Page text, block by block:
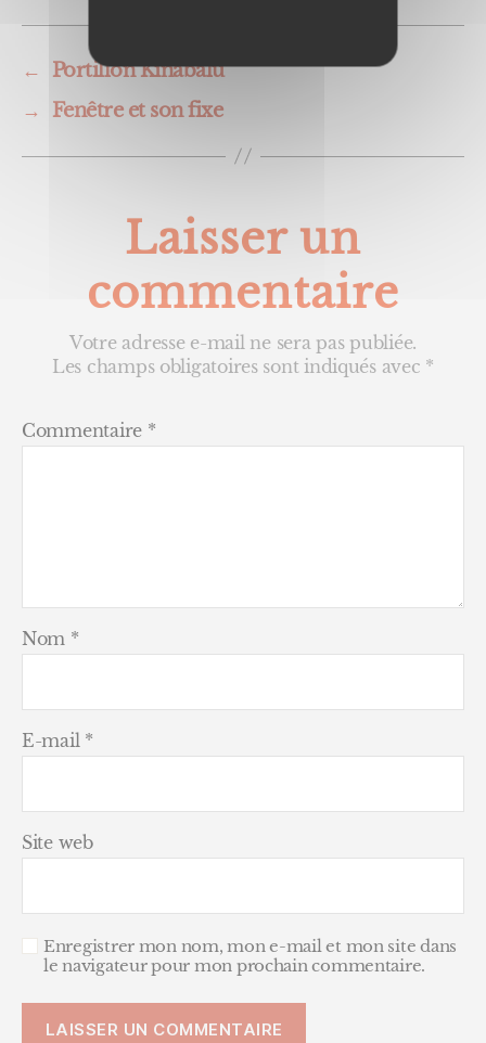
←
Portillon Kinabalu
→
Fenêtre et son fixe
Laisser un
commentaire
Votre adresse e-mail ne sera pas publiée.
Les champs obligatoires sont indiqués avec *
Commentaire *
Nom *
E-mail *
Site web
Enregistrer mon nom, mon e-mail et mon site dans
le navigateur pour mon prochain commentaire.